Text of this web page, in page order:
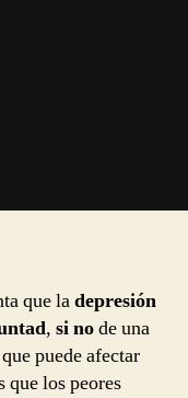
que ladepresión
, si node una
puede afectar
que los peores